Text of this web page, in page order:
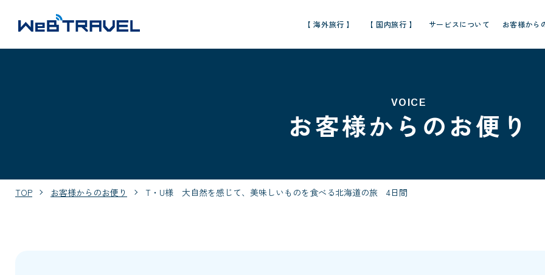
【 海外旅行 】 【 国内旅行 】 サービスについて お客様から
VOICE
お客様からのお便り
TOP お客様からのお便り T・U様 大自然を感じて、美味しいものを食べる北海道の旅 4日間